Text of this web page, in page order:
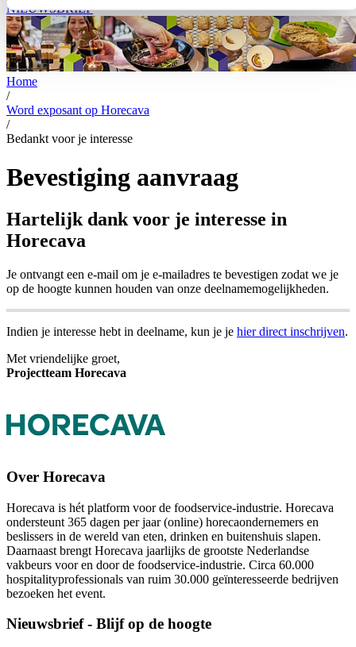
NIEUWSBRIEF
Home
/
Word exposant op Horecava
/
Bedankt voor je interesse
Bevestiging aanvraag
Hartelijk dank voor je interesse in
Horecava
Je ontvangt een e-mail om je e-mailadres te bevestigen zodat we je
op de hoogte kunnen houden van onze deelnamemogelijkheden.
Indien je interesse hebt in deelname, kun je je hier direct inschrijven.
Met vriendelijke groet,
Projectteam Horecava
Over Horecava
Horecava is hét platform voor de foodservice-industrie. Horecava
ondersteunt 365 dagen per jaar (online) horecaondernemers en
beslissers in de wereld van eten, drinken en buitenshuis slapen.
Daarnaast brengt Horecava jaarlijks de grootste Nederlandse
vakbeurs voor en door de foodservice-industrie. Circa 60.000
hospitalityprofessionals van ruim 30.000 geïnteresseerde bedrijven
bezoeken het event.
Nieuwsbrief - Blijf op de hoogte